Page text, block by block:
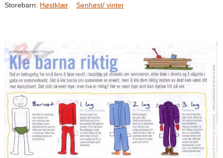
Storebarn: Høstklær Senhøst/ vinter